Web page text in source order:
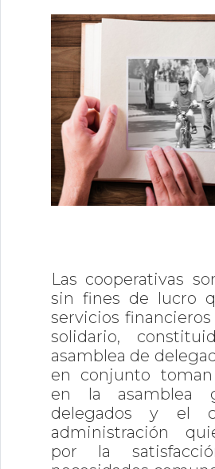
Las cooperativas
sin fines de lucro
servicios
solidario,
asamblea de
en conjunto toman
en la asamblea
delegados y el
administración
por la